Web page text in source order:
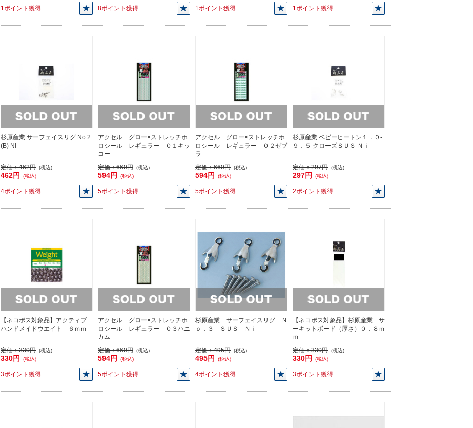
1ポイント獲得 8ポイント獲得 1ポイント獲得 1ポイント獲得
杉原産業 サーフェイスリグ No.2
(B) Ni
定価：462円 (税込)
462円 (税込)
4ポイント獲得
アクセル グロー×ストレッチホ
ロシール レギュラー ０１キッ
コー
定価：660円 (税込)
594円 (税込)
5ポイント獲得
アクセル グロー×ストレッチホ
ロシール レギュラー ０２ゼブ
ラ
定価：660円 (税込)
594円 (税込)
5ポイント獲得
杉原産業 ベビーヒートン１．０-
９．５ クローズＳＵＳ Ｎｉ
定価：297円 (税込)
297円 (税込)
2ポイント獲得
【ネコポス対象品】アクティブ
ハンドメイドウエイト ６ｍｍ
定価：330円 (税込)
330円 (税込)
3ポイント獲得
アクセル グロー×ストレッチホ
ロシール レギュラー ０３ハニ
カム
定価：660円 (税込)
594円 (税込)
5ポイント獲得
杉原産業 サーフェイスリグ Ｎ
ｏ．３ ＳＵＳ Ｎｉ
定価：495円 (税込)
495円 (税込)
4ポイント獲得
【ネコポス対象品】杉原産業 サ
ーキットボード（厚さ）０．８ｍ
ｍ
定価：330円 (税込)
330円 (税込)
3ポイント獲得